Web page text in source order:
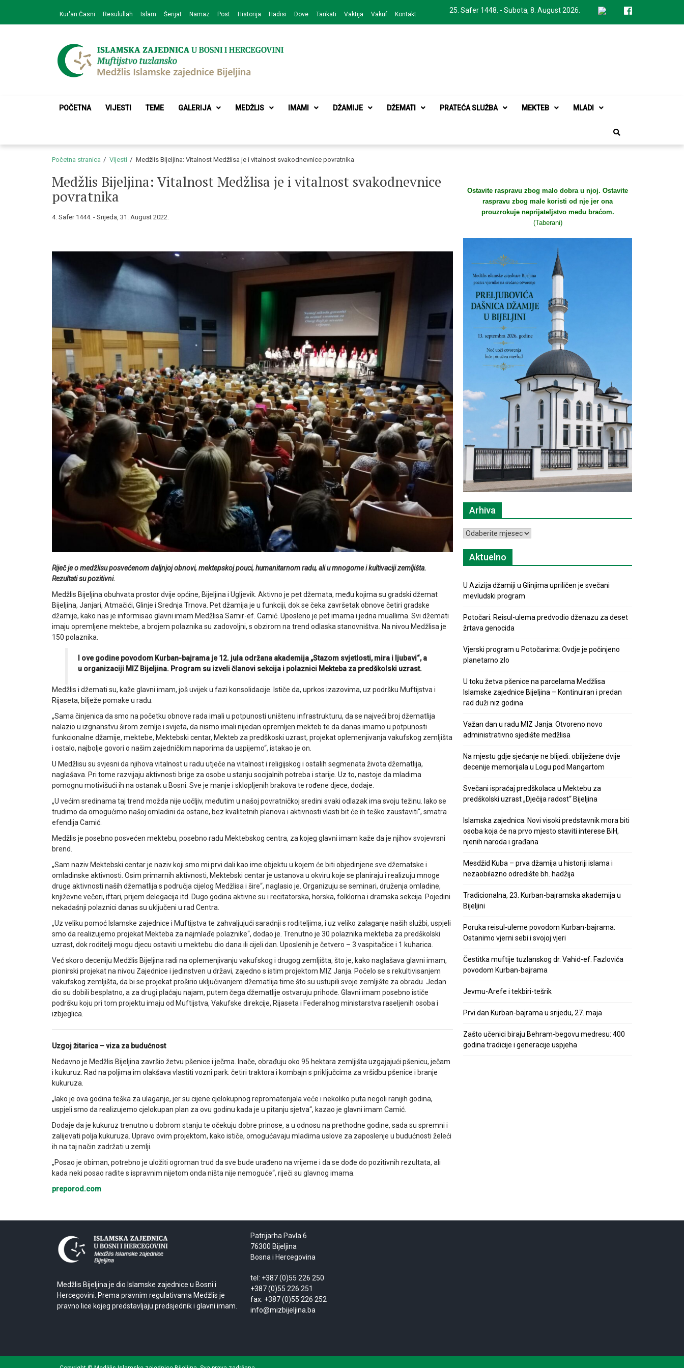
navigation
content
25. Safer 1448. - Subota, 8. August 2026.
Kur'an Časni Resulullah Islam Šerijat Namaz Post Historija Hadisi Dove Tarikati Vaktija Vakuf Kontakt
Medžlis Islamske zajednice Bijeljina
POČETNA VIJESTI TEME GALERIJA MEDŽLIS IMAMI DŽAMIJE DŽEMATI PRATEĆA SLUŽBA MEKTEB MLADI
Početna stranica Vijesti Medžlis Bijeljina: Vitalnost Medžlisa je i vitalnost svakodnevnice povratnika
Medžlis Bijeljina: Vitalnost Medžlisa je i vitalnost svakodnevnice
povratnika
4. Safer 1444. - Srijeda, 31. August 2022.
Riječ je o medžlisu posvećenom daljnjoj obnovi, mektepskoj pouci, humanitarnom radu, ali u mnogome i kultivaciji zemljišta.
Rezultati su pozitivni.
Medžlis Bijeljina obuhvata prostor dvije općine, Bijeljina i Ugljevik. Aktivno je pet džemata, među kojima su gradski džemat
Bijeljina, Janjari, Atmačići, Glinje i Srednja Trnova. Pet džamija je u funkciji, dok se čeka završetak obnove četiri gradske
džamije, kako nas je informisao glavni imam Medžlisa Samir-ef. Camić. Uposleno je pet imama i jedna muallima. Svi džemati
imaju opremljene mektebe, a brojem polaznika su zadovoljni, s obzirom na trend odlaska stanovništva. Na nivou Medžlisa je
150 polaznika.
I ove godine povodom Kurban-bajrama je 12. jula održana akademija „Stazom svjetlosti, mira i ljubavi“, a
u organizaciji MIZ Bijeljina. Program su izveli članovi sekcija i polaznici Mekteba za predškolski uzrast.
Medžlis i džemati su, kaže glavni imam, još uvijek u fazi konsolidacije. Ističe da, uprkos izazovima, uz podršku Muftijstva i
Rijaseta, bilježe pomake u radu.
„Sama činjenica da smo na početku obnove rada imali u potpunosti uništenu infrastrukturu, da se najveći broj džematlija
nalazio u izgnanstvu širom zemlje i svijeta, da nismo imali nijedan opremljen mekteb te da danas imamo u potpunosti
funkcionalne džamije, mektebe, Mektebski centar, Mekteb za predškoski uzrast, projekat oplemenjivanja vakufskog zemljišta
i ostalo, najbolje govori o našim zajedničkim naporima da uspijemo“, istakao je on.
U Medžlisu su svjesni da njihova vitalnost u radu utječe na vitalnost i religijskog i ostalih segmenata života džematlija,
naglašava. Pri tome razvijaju aktivnosti brige za osobe u stanju socijalnih potreba i starije. Uz to, nastoje da mladima
pomognu motivišući ih na ostanak u Bosni. Sve je manje i sklopljenih brakova te rođene djece, dodaje.
„U većim sredinama taj trend možda nije uočljiv, međutim u našoj povratničkoj sredini svaki odlazak ima svoju težinu. Iako se
trudimo da omogućimo našoj omladini da ostane, bez kvalitetnih planova i aktivnosti vlasti bit će ih teško zaustaviti“, smatra
efendija Camić.
Medžlis je posebno posvećen mektebu, posebno radu Mektebskog centra, za kojeg glavni imam kaže da je njihov svojevrsni
brend.
„Sam naziv Mektebski centar je naziv koji smo mi prvi dali kao ime objektu u kojem će biti objedinjene sve džematske i
omladinske aktivnosti. Osim primarnih aktivnosti, Mektebski centar je ustanova u okviru koje se planiraju i realizuju mnoge
druge aktivnosti naših džematlija s područja cijelog Medžlisa i šire“, naglasio je. Organizuju se seminari, druženja omladine,
književne večeri, iftari, prijem delegacija itd. Dugo godina aktivne su i recitatorska, horska, folklorna i dramska sekcija. Pojedini
nekadašnji polaznici danas su uključeni u rad Centra.
„Uz veliku pomoć Islamske zajednice i Muftijstva te zahvaljujući saradnji s roditeljima, i uz veliko zalaganje naših službi, uspjeli
smo da realizujemo projekat Mekteba za najmlađe polaznike“, dodao je. Trenutno je 30 polaznika mekteba za predškolski
uzrast, dok roditelji mogu djecu ostaviti u mektebu dio dana ili cijeli dan. Uposlenih je četvero – 3 vaspitačice i 1 kuharica.
Već skoro deceniju Medžlis Bijeljina radi na oplemenjivanju vakufskog i drugog zemljišta, što je, kako naglašava glavni imam,
pionirski projekat na nivou Zajednice i jedinstven u državi, zajedno s istim projektom MIZ Janja. Počelo se s rekultivisanjem
vakufskog zemljišta, da bi se projekat proširio uključivanjem džematlija time što su ustupili svoje zemljište za obradu. Jedan
dio su dobili besplatno, a za drugi plaćaju najam, putem čega džematlije ostvaruju prihode. Glavni imam posebno ističe
podršku koju pri tom projektu imaju od Muftijstva, Vakufske direkcije, Rijaseta i Federalnog ministarstva raseljenih osoba i
izbjeglica.
Uzgoj žitarica – viza za budućnost
Nedavno je Medžlis Bijeljina završio žetvu pšenice i ječma. Inače, obrađuju oko 95 hektara zemljišta uzgajajući pšenicu, ječam
i kukuruz. Rad na poljima im olakšava vlastiti vozni park: četiri traktora i kombajn s priključcima za vršidbu pšenice i branje
kukuruza.
„Iako je ova godina teška za ulaganje, jer su cijene cjelokupnog repromaterijala veće i nekoliko puta negoli ranijih godina,
uspjeli smo da realizujemo cjelokupan plan za ovu godinu kada je u pitanju sjetva“, kazao je glavni imam Camić.
Dodaje da je kukuruz trenutno u dobrom stanju te očekuju dobre prinose, a u odnosu na prethodne godine, sada su spremni i
zalijevati polja kukuruza. Upravo ovim projektom, kako ističe, omogućavaju mladima uslove za zaposlenje u budućnosti želeći
ih na taj način zadržati u zemlji.
„Posao je obiman, potrebno je uložiti ogroman trud da sve bude urađeno na vrijeme i da se dođe do pozitivnih rezultata, ali
kada neki posao radite s ispravnim nijetom onda ništa nije nemoguće“, riječi su glavnog imama.
preporod.com
Ostavite raspravu zbog malo dobra u njoj. Ostavite
raspravu zbog male koristi od nje jer ona
prouzrokuje neprijateljstvo među braćom.
(Taberani)
Arhiva
Arhiva
Aktuelno
U Azizija džamiji u Glinjima upriličen je svečani
mevludski program
Potočari: Reisul-ulema predvodio dženazu za deset
žrtava genocida
Vjerski program u Potočarima: Ovdje je počinjeno
planetarno zlo
U toku žetva pšenice na parcelama Medžlisa
Islamske zajednice Bijeljina – Kontinuiran i predan
rad duži niz godina
Važan dan u radu MIZ Janja: Otvoreno novo
administrativno sjedište medžlisa
Na mjestu gdje sjećanje ne blijedi: obilježene dvije
decenije memorijala u Logu pod Mangartom
Svečani ispraćaj predškolaca u Mektebu za
predškolski uzrast „Dječija radost“ Bijeljina
Islamska zajednica: Novi visoki predstavnik mora biti
osoba koja će na prvo mjesto staviti interese BiH,
njenih naroda i građana
Mesdžid Kuba – prva džamija u historiji islama i
nezaobilazno odredište bh. hadžija
Tradicionalna, 23. Kurban-bajramska akademija u
Bijeljini
Poruka reisul-uleme povodom Kurban-bajrama:
Ostanimo vjerni sebi i svojoj vjeri
Čestitka muftije tuzlanskog dr. Vahid-ef. Fazlovića
povodom Kurban-bajrama
Jevmu-Arefe i tekbiri-tešrik
Prvi dan Kurban-bajrama u srijedu, 27. maja
Zašto učenici biraju Behram-begovu medresu: 400
godina tradicije i generacije uspjeha
Medžlis Bijeljina je dio Islamske zajednice u Bosni i
Hercegovini. Prema pravnim regulativama Medžlis je
pravno lice kojeg predstavljaju predsjednik i glavni imam.
Patrijarha Pavla 6
76300 Bijeljina
Bosna i Hercegovina
tel: +387 (0)55 226 250
+387 (0)55 226 251
fax: +387 (0)55 226 252
info@mizbijeljina.ba